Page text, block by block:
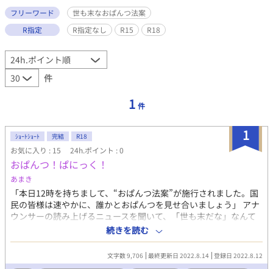
フリーワード
世も末なおぱんつ法案
R指定
R指定なし R15 R18
件
1 件
1
ｼｮｰﾄｼｮｰﾄ 完結 R18
お気に入り : 15 24h.ポイント : 0
おぱんつ！ぱにっく！
あまき
「本日12時を持ちまして、“おぱんつ法案”が施行されました。国
民の皆様は速やかに、誰かとおぱんつを見せ合いましょう」 アナ
ウンサーの読み上げるニュースを聞いて、「世も末だな」なんて
呟いていた咲良千弦(さくらちずる)。その法案によると、連続4日
間誰ともパンツを見せ合わないと罰金が課せられるそうで―……
しょうがねーから明日職場でトイレのついでに誰かに見てもらお
うかと呑気に構える受けと、この法案に乗っかってあわよくば好
続きを読む
文字数 9,706 最終更新日 2022.8.14 登録日 2022.8.12